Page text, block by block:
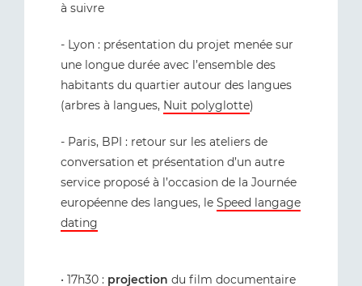
à suivre
- Lyon : présentation du projet menée sur
une longue durée avec l’ensemble des
habitants du quartier autour des langues
(arbres à langues, Nuit polyglotte)
- Paris, BPI : retour sur les ateliers de
conversation et présentation d’un autre
service proposé à l’occasion de la Journée
européenne des langues, le Speed langage
dating
• 17h30 : projection du film documentaire